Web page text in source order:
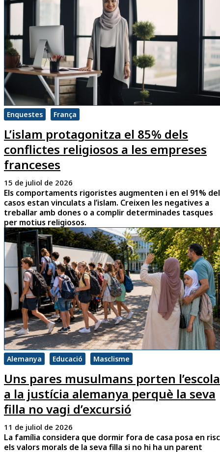
Enquestes França
L’islam protagonitza el 85% dels
conflictes religiosos a les empreses
franceses
15 de juliol de 2026
Els comportaments rigoristes augmenten i en el 91%
casos estan vinculats a l’islam. Creixen les negatives a
treballar amb dones o a complir determinades tasques
per motius religiosos.
Alemanya Educació Masclisme
Uns pares musulmans porten l’escola
a la justícia alemanya perquè la seva
filla no vagi d’excursió
11 de juliol de 2026
La família considera que dormir fora de casa posa en risc
els valors morals de la seva filla si no hi ha un parent